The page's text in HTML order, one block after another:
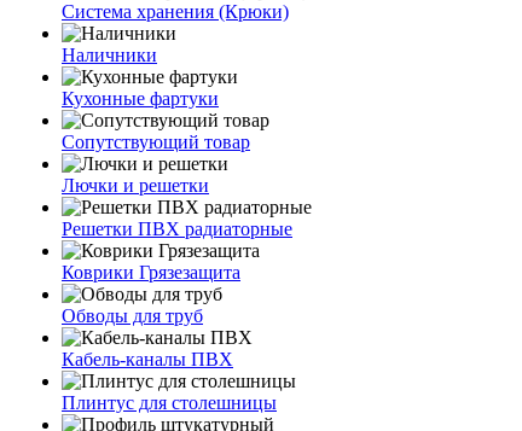
Система хранения (Крюки)
Наличники
Кухонные фартуки
Сопутствующий товар
Лючки и решетки
Решетки ПВХ радиаторные
Коврики Грязезащита
Обводы для труб
Кабель-каналы ПВХ
Плинтус для столешницы